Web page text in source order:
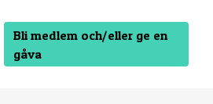
Bli medlem och/eller ge en
gåva